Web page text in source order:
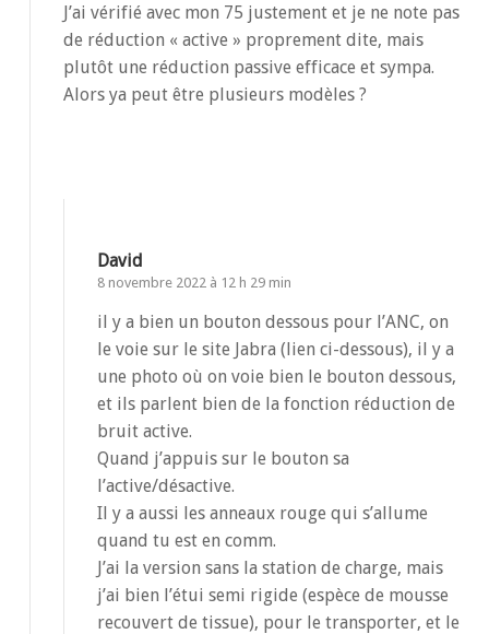
J’ai vérifié avec mon 75 justement et je ne note pas
de réduction « active » proprement dite, mais
plutôt une réduction passive efficace et sympa.
Alors ya peut être plusieurs modèles ?
David
8 novembre 2022 à 12 h 29 min
il y a bien un bouton dessous pour l’ANC, on
le voie sur le site Jabra (lien ci-dessous), il y a
une photo où on voie bien le bouton dessous,
et ils parlent bien de la fonction réduction de
bruit active.
Quand j’appuis sur le bouton sa
l’active/désactive.
Il y a aussi les anneaux rouge qui s’allume
quand tu est en comm.
J’ai la version sans la station de charge, mais
j’ai bien l’étui semi rigide (espèce de mousse
recouvert de tissue), pour le transporter, et le